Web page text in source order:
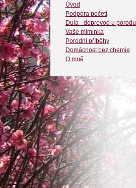
Úvod
Podpora početí
Dula - doprovod u porodu
Vaše miminka
Porodní příběhy
Domácnost bez chemie
O mně